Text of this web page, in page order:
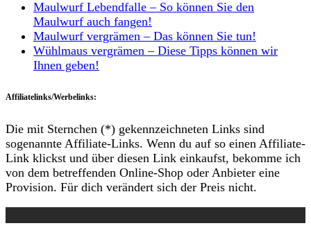
Maulwurf Lebendfalle – So können Sie den
Maulwurf auch fangen!
Maulwurf vergrämen – Das können Sie tun!
Wühlmaus vergrämen – Diese Tipps können wir
Ihnen geben!
Affiliatelinks/Werbelinks:
Die mit Sternchen (*) gekennzeichneten Links sind
sogenannte Affiliate-Links. Wenn du auf so einen Affiliate-
Link klickst und über diesen Link einkaufst, bekomme ich
von dem betreffenden Online-Shop oder Anbieter eine
Provision. Für dich verändert sich der Preis nicht.